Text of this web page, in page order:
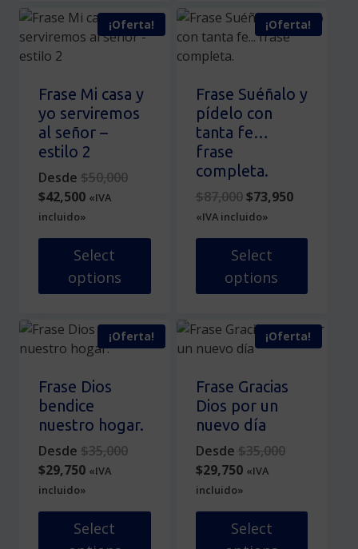
producto
tiene
múltiples
Las
opciones
se
pueden
elegir
en
la
página
de
producto
tiene
múltiples
variantes.
Las
opciones
se
pueden
elegir
en
la
página
de
producto
¡Oferta!
Frase Mi casa y
yo serviremos
al señor –
estilo 2
Desde $50,000Original
$50,000.
$42,500Current
price
is:
$42,500.
«IVA
incluido»
Select
options
producto
tiene
múltiples
variantes.
Las
opciones
pueden
elegir
en
la
página
¡Oferta!
Frase Suéñalo y
pídelo con
tanta fe…
frase
completa.
$87,000 Original
price
was:
$87,000.
$73,950Current
is:
«IVA incluido»
Select
options
producto
variantes.
Las
opciones
pueden
elegir
en
la
página
¡Oferta!
Frase Dios
bendice
nuestro hogar.
Desde $35,000Original
$35,000.
$29,750Current
price
is:
$29,750.
«IVA
incluido»
Select
¡Oferta!
Frase Gracias
Dios por un
nuevo día
Desde $35,000Original
$35,000.
$29,750Current
price
is:
$29,750.
«IVA
incluido»
Select